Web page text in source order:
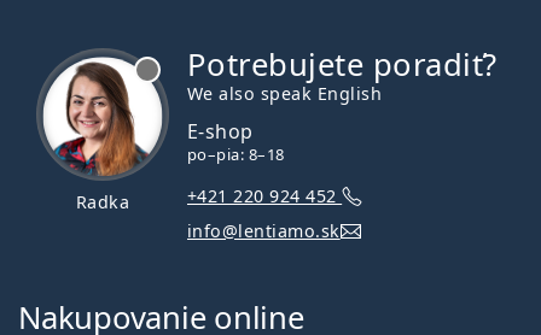
Radka
Potrebujete poradiť?
We also speak English
E-shop
po–pia: 8–18
+421 220 924 452
info@lentiamo.sk
Nakupovanie online